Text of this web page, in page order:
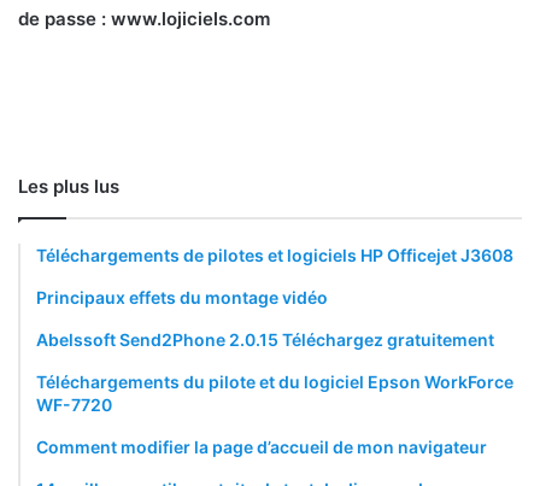
de passe : www.lojiciels.com
Les plus lus
Téléchargements de pilotes et logiciels HP Officejet J3608
Principaux effets du montage vidéo
Abelssoft Send2Phone 2.0.15 Téléchargez gratuitement
Téléchargements du pilote et du logiciel Epson WorkForce
WF-7720
Comment modifier la page d’accueil de mon navigateur